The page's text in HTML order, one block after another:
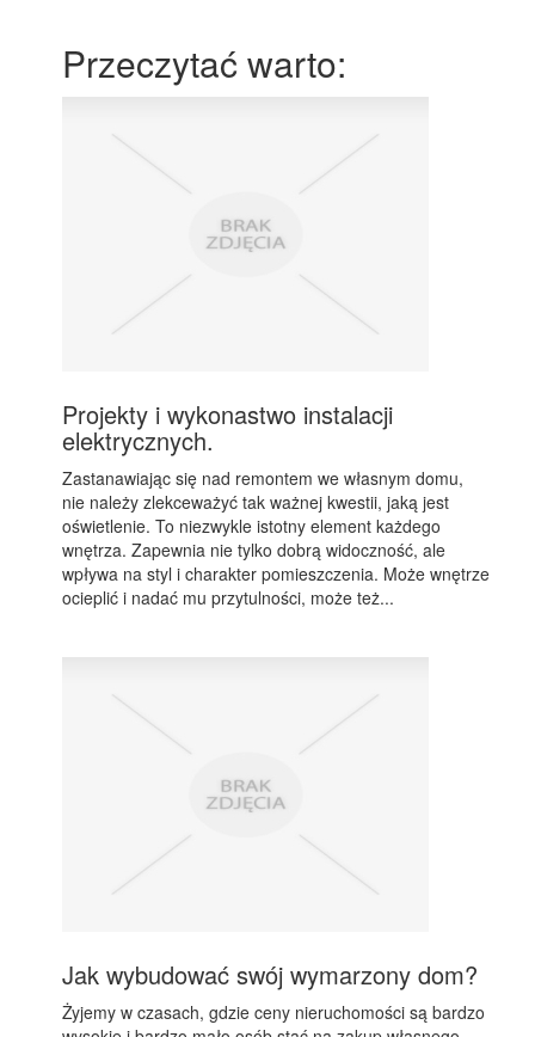
Przeczytać warto:
Projekty i wykonastwo instalacji
elektrycznych.
Zastanawiając się nad remontem we własnym domu,
nie należy zlekceważyć tak ważnej kwestii, jaką jest
oświetlenie. To niezwykle istotny element każdego
wnętrza. Zapewnia nie tylko dobrą widoczność, ale
wpływa na styl i charakter pomieszczenia. Może wnętrze
ocieplić i nadać mu przytulności, może też...
Jak wybudować swój wymarzony dom?
Żyjemy w czasach, gdzie ceny nieruchomości są bardzo